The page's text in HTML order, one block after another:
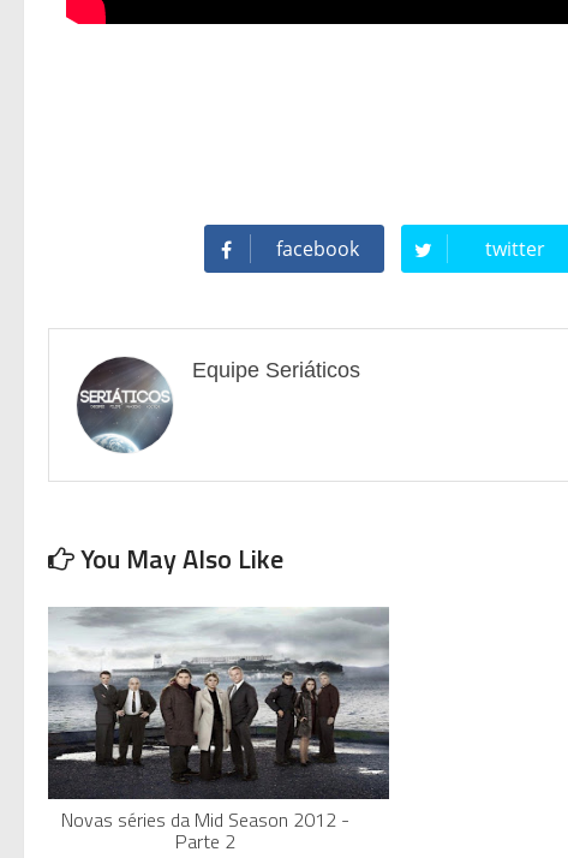
facebook twitter
Equipe Seriáticos
You May Also Like
Novas séries da Mid Season 2012 -
Parte 2